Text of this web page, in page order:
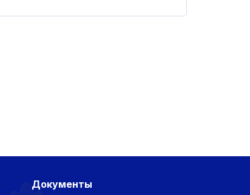
Документы